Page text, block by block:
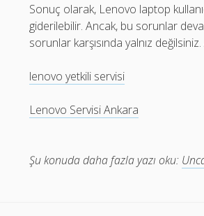
Sonuç olarak, Lenovo laptop
giderilebilir. Ancak, bu sorunlar
sorunlar karşısında yalnız
lenovo yetkili servisi
Lenovo Servisi Ankara
Şu konuda daha fazla yazı oku: